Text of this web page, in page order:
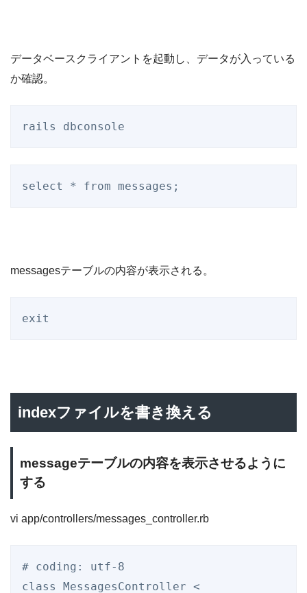
データベースクライアントを起動し、データが入っている
か確認。
messagesテーブルの内容が表示される。
indexファイルを書き換える
messageテーブルの内容を表示させるように
する
vi app/controllers/messages_controller.rb
# coding: utf-8
class
MessagesController